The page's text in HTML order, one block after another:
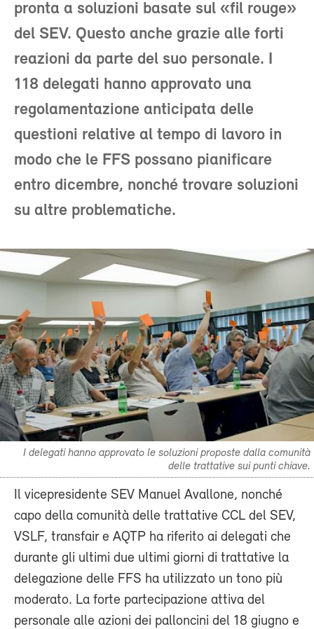
pronta a soluzioni basate sul «fil rouge»
del SEV. Questo anche grazie alle forti
reazioni da parte del suo personale. I
118 delegati hanno approvato una
regolamentazione anticipata delle
questioni relative al tempo di lavoro in
modo che le FFS possano pianificare
entro dicembre, nonché trovare soluzioni
su altre problematiche.
I delegati hanno approvato le soluzioni proposte dalla comunità
delle trattative sui punti chiave.
Il vicepresidente SEV Manuel Avallone, nonché
capo della comunità delle trattative CCL del SEV,
VSLF, transfair e AQTP ha riferito ai delegati che
durante gli ultimi due ultimi giorni di trattative la
delegazione delle FFS ha utilizzato un tono più
moderato. La forte partecipazione attiva del
personale alle azioni dei palloncini del 18 giugno e